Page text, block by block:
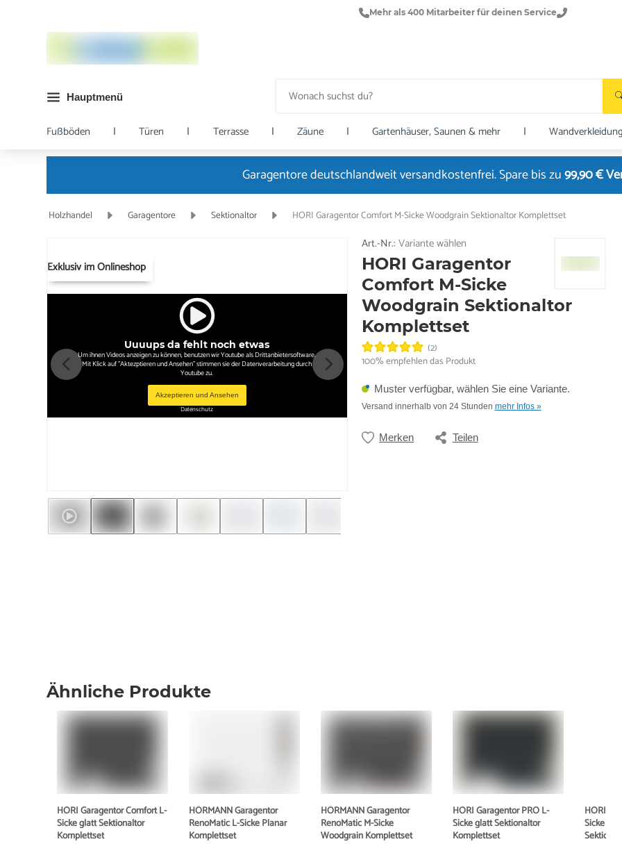
Mehr als 400 Mitarbeiter für deinen Service
Hauptmenü
Fußböden | Türen | Terrasse | Zäune | Gartenhäuser, Saunen & mehr | Wandverkleidung
Garagentore deutschlandweit versandkostenfrei. Spare bis zu99,90 €
Holzhandel Garagentore Sektionaltor HORI Garagentor Comfort M-Sicke Woodgrain Sektionaltor Komplettset
Exklusiv im Onlineshop
Uuuups da fehlt noch etwas
Um ihnen Videos anzeigen zu können, benutzen wir Youtube als Drittanbietersoftware.
Mit Klick auf "Aktezptieren und Ansehen" stimmen sie der Datenverarbeitung durch
Youtube zu.
Akzeptieren und Ansehen
Datenschutz
Art.-Nr.: Variante wählen
HORI Garagentor
Comfort M-Sicke
Woodgrain Sektionaltor
Komplettset
(2)
100% empfehlen das Produkt
Muster verfügbar, wählen Sie eine Variante.
Versand innerhalb von 24 Stunden mehr Infos »
Merken Teilen
Ähnliche Produkte
HORI Garagentor Comfort L-
Sicke glatt Sektionaltor
Komplettset
HÖRMANN Garagentor
RenoMatic L-Sicke Planar
Komplettset
HÖRMANN Garagentor
RenoMatic M-Sicke
Woodgrain Komplettset
HORI Garagentor PRO L-
Sicke glatt Sektionaltor
Komplettset
HORI
Sicke